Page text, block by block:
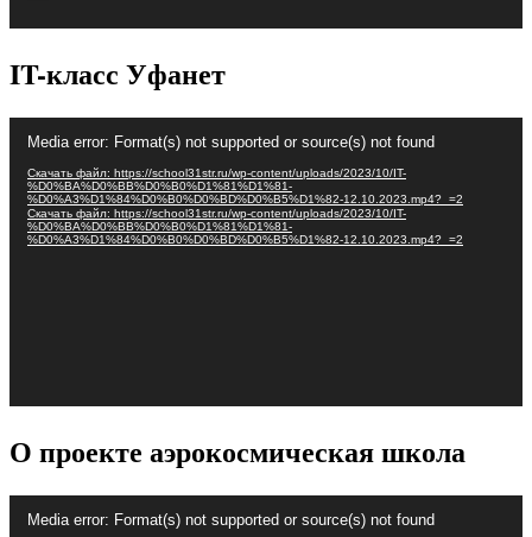
IT-класс Уфанет
Media error: Format(s) not supported or source(s) not found
Скачать файл: https://school31str.ru/wp-content/uploads/2023/10/IT-
%D0%BA%D0%BB%D0%B0%D1%81%D1%81-
%D0%A3%D1%84%D0%B0%D0%BD%D0%B5%D1%82-12.10.2023.mp4?_=2
Скачать файл: https://school31str.ru/wp-content/uploads/2023/10/IT-
%D0%BA%D0%BB%D0%B0%D1%81%D1%81-
%D0%A3%D1%84%D0%B0%D0%BD%D0%B5%D1%82-12.10.2023.mp4?_=2
О проекте аэрокосмическая школа
Media error: Format(s) not supported or source(s) not found